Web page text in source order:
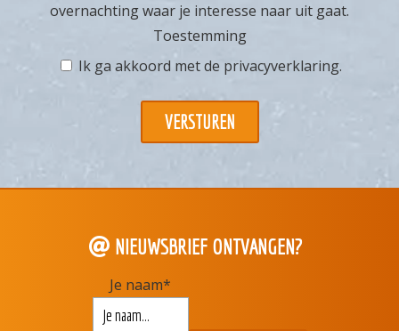
overnachting waar je interesse naar uit gaat.
Toestemming
Ik ga akkoord met de privacyverklaring.
NIEUWSBRIEF ONTVANGEN?
Je naam*